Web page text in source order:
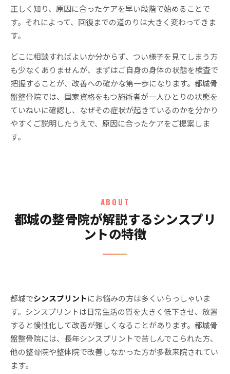
正しく知り、原因に合ったケアを早い段階で始めることで
す。それによって、回復までの道のりは大きく変わってきま
す。
どこに相談すればよいか分からず、つい様子を見てしまう方
も少なくありませんが、まずはご自身の身体の状態を検査で
把握することが、改善への確かな第一歩になります。都城骨
盤整骨院では、国家資格をもつ施術者が一人ひとりの状態を
ていねいに確認し、なぜその症状が起きているのかを分かり
やすくご説明したうえで、原因に合ったケアをご提案しま
す。
ABOUT
都城の整骨院が解説するシンスプリ
ントの特徴
都城でシンスプリントにお悩みの方は多くいらっしゃいま
す。シンスプリントは日常生活の質を大きく低下させ、放置
すると慢性化して改善が難しくなることがあります。都城骨
盤整骨院には、長年シンスプリントで苦しんでこられた方、
他の整骨院や整体院で改善しなかった方が多数来院されてい
ます。